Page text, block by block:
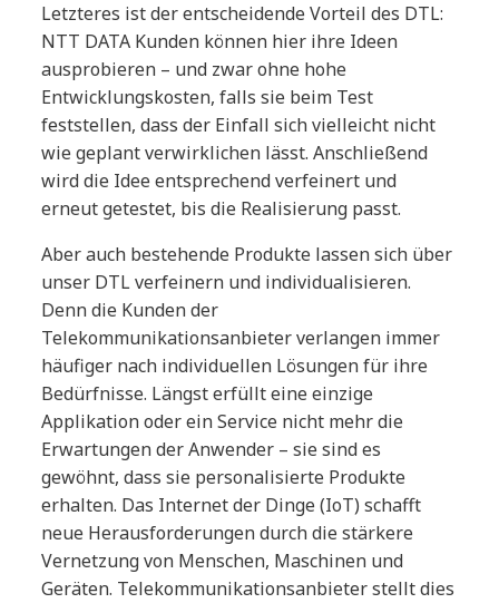
Letzteres ist der entscheidende Vorteil des DTL:
NTT DATA Kunden können hier ihre Ideen
ausprobieren – und zwar ohne hohe
Entwicklungskosten, falls sie beim Test
feststellen, dass der Einfall sich vielleicht nicht
wie geplant verwirklichen lässt. Anschließend
wird die Idee entsprechend verfeinert und
erneut getestet, bis die Realisierung passt.
Aber auch bestehende Produkte lassen sich über
unser DTL verfeinern und individualisieren.
Denn die Kunden der
Telekommunikationsanbieter verlangen immer
häufiger nach individuellen Lösungen für ihre
Bedürfnisse. Längst erfüllt eine einzige
Applikation oder ein Service nicht mehr die
Erwartungen der Anwender – sie sind es
gewöhnt, dass sie personalisierte Produkte
erhalten. Das Internet der Dinge (IoT) schafft
neue Herausforderungen durch die stärkere
Vernetzung von Menschen, Maschinen und
Geräten. Telekommunikationsanbieter stellt dies